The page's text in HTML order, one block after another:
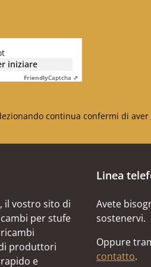
iniziare
FriendlyCaptcha ⇗
continua confermi di
il vostro sito di
per stufe
produttori
e
Linea
Avete
sostenervi.
Oppure
contatto.